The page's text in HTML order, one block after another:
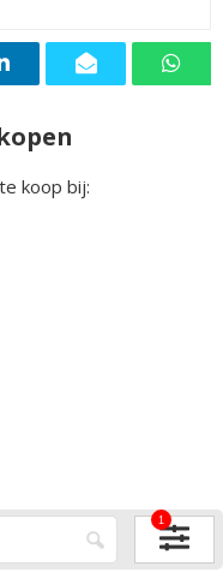
koop bij:
1